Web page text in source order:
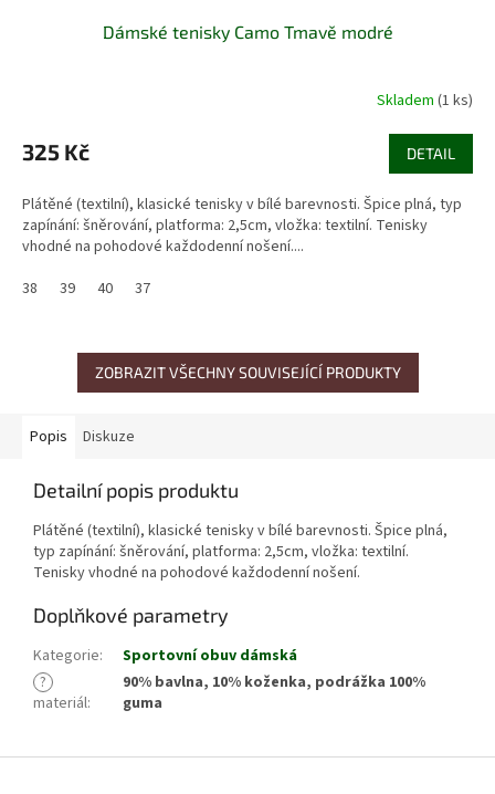
Dámské tenisky Camo Tmavě modré
Skladem (1 ks)
325 Kč DETAIL
Plátěné (textilní), klasické tenisky v bílé barevnosti. Špice plná, typ
zapínání: šněrování, platforma: 2,5cm, vložka: textilní. Tenisky
vhodné na pohodové každodenní nošení....
38
39 40 37
ZOBRAZIT VŠECHNY SOUVISEJÍCÍ PRODUKTY
Popis Diskuze
Detailní popis produktu
Plátěné (textilní), klasické tenisky v bílé barevnosti. Špice plná,
typ zapínání: šněrování, platforma: 2,5cm, vložka: textilní.
Tenisky vhodné na pohodové každodenní nošení.
Doplňkové parametry
Kategorie:
Sportovní obuv dámská
?
materiál:
90% bavlna, 10% koženka, podrážka 100%
guma